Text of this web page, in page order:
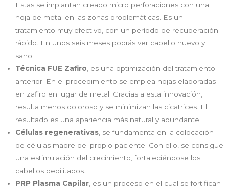
Estas se implantan creado micro perforaciones con una
hoja de metal en las zonas problemáticas. Es un
tratamiento muy efectivo, con un período de recuperación
rápido. En unos seis meses podrás ver cabello nuevo y
sano.
Técnica FUE Zafiro , es una optimización del tratamiento
anterior. En el procedimiento se emplea hojas elaboradas
en zafiro en lugar de metal. Gracias a esta innovación,
resulta menos doloroso y se minimizan las cicatrices. El
resultado es una apariencia más natural y abundante.
Células regenerativas , se fundamenta en la colocación
de células madre del propio paciente. Con ello, se consigue
una estimulación del crecimiento, fortaleciéndose los
cabellos debilitados.
PRP Plasma Capilar , es un proceso en el cual se fortifican